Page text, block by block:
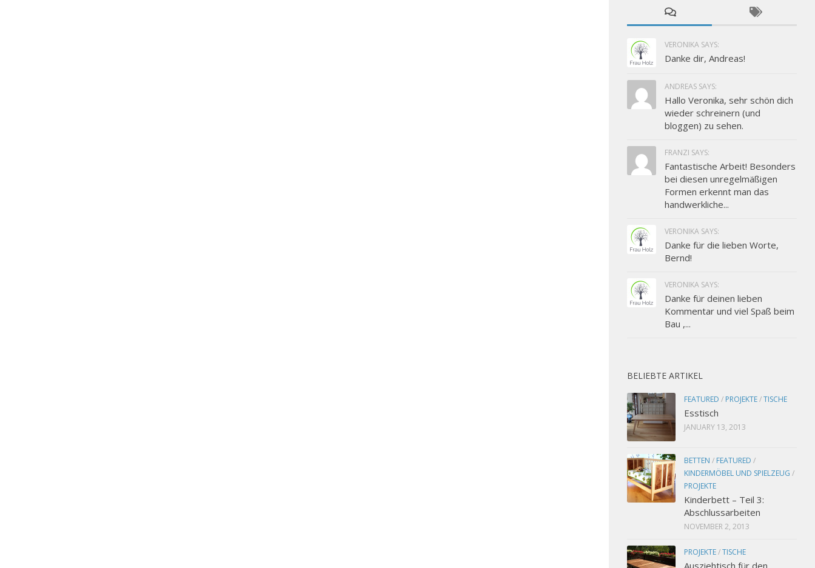
VERONIKA SAYS:
Danke dir, Andreas!
ANDREAS SAYS:
Hallo Veronika, sehr schön dich
wieder schreinern (und
bloggen) zu sehen.
FRANZI SAYS:
Fantastische Arbeit! Besonders
bei diesen unregelmäßigen
Formen erkennt man das
handwerkliche...
VERONIKA SAYS:
Danke für die lieben Worte,
Bernd!
VERONIKA SAYS:
Danke für deinen lieben
Kommentar und viel Spaß beim
Bau ,...
BELIEBTE ARTIKEL
FEATURED / PROJEKTE/TISCHE
Esstisch
JANUARY 13, 2013
BETTEN / FEATURED /
KINDERMÖBEL UND SPIELZEUG /
PROJEKTE
Kinderbett – Teil 3:
Abschlussarbeiten
NOVEMBER 2, 2013
PROJEKTE/TISCHE
Ausziehtisch für den